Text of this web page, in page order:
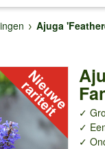
↓
Ajuga
✓
✓
✓